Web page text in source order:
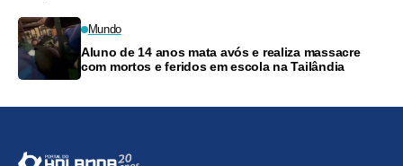
Mundo
Aluno de 14 anos mata avós e realiza massacre
com mortos e feridos em escola na Tailândia